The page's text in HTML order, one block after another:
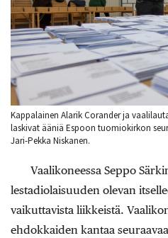
Kappalainen Alarik Corander ja
laskivat ääniä Espoon tuomiokirkon
Jari-Pekka Niskanen.
Vaalikoneessa Seppo
lestadiolaisuuden olevan
vaikuttavista liikkeistä.
ehdokkaiden kantaa